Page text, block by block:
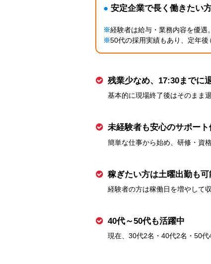
● 安定企業で長く働きたい
※経験者は給与・業務内容を優遇。
※50代の採用実績もあり、定年後
残業少なめ、17:30までに
基本的に現場終了後はそのまま
未経験者も安心のサポート
簡単な仕事から始め、研修・資
稼ぎたい方は土曜出勤も可
経験者の方は稼働日を増やして
40代～50代も活躍中
現在、30代2名・40代2名・50代